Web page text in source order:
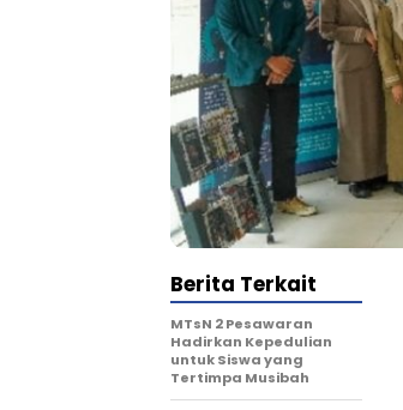
Berita Terkait
MTsN 2 Pesawaran
Hadirkan Kepedulian
untuk Siswa yang
Tertimpa Musibah